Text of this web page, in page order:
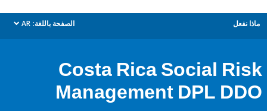
الصفحة باللغة: AR
dropdown
Costa Rica Social
Management DPL